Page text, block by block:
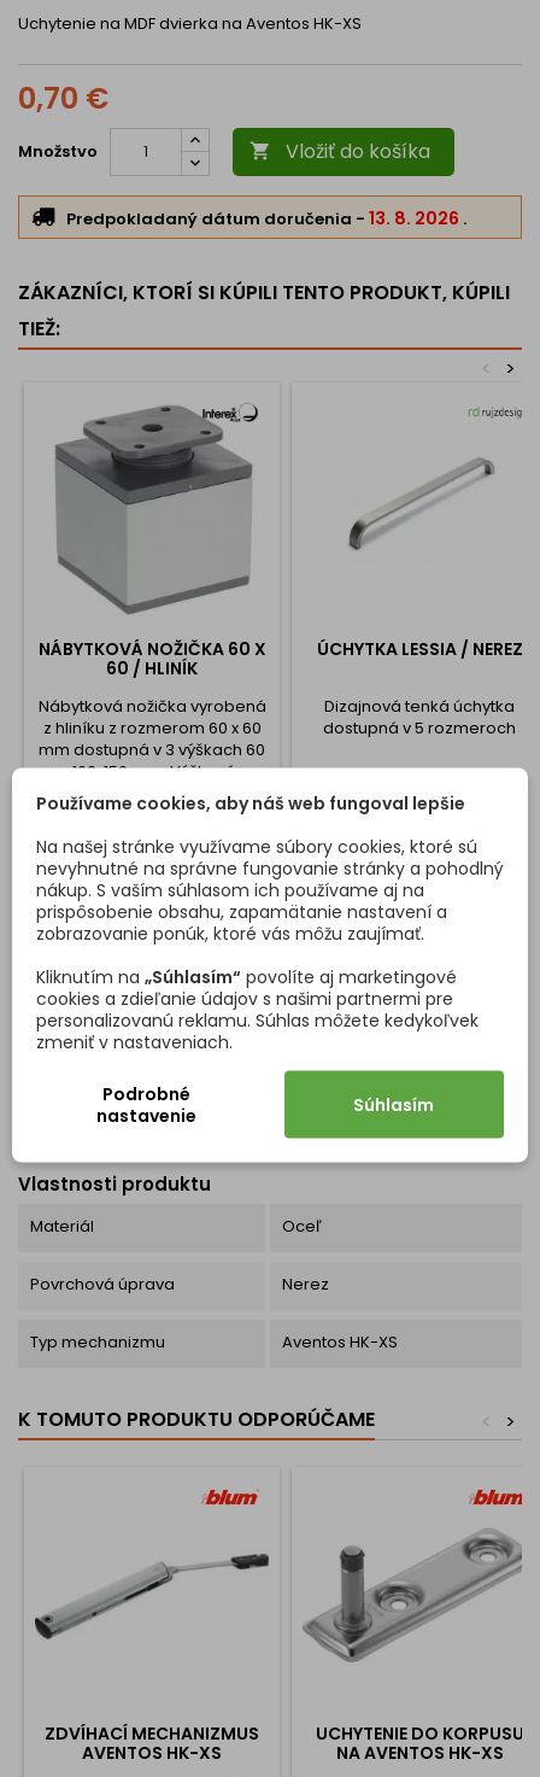
Uchytenie na MDF dvierka na Aventos HK-XS
0,70 €
Množstvo  Vložiť do košíka
Predpokladaný dátum doručenia - 13. 8. 2026 .
ZÁKAZNÍCI, KTORÍ SI KÚPILI TENTO PRODUKT, KÚPILI
TIEŽ:
>
<
NÁBYTKOVÁ NOŽIČKA 60 X
60 / HLINÍK
Nábytková nožička vyrobená
z hliníku z rozmerom 60 x 60
mm dostupná v 3 výškach 60
,100 ,150 mm. Výškové
nastavenie je z hornej časti
nožičky.
Cena
3,06 €
 Vložiť do košíka
ÚCHYTKA LESSIA / NEREZ
Dizajnová tenká úchytka
dostupná v 5 rozmeroch
Cena
9,75 €
 Vložiť do košíka
Vlastnosti produktu
Materiál Oceľ
Povrchová úprava Nerez
Typ mechanizmu Aventos HK-XS
K TOMUTO PRODUKTU ODPORÚČAME >
<
ZDVÍHACÍ MECHANIZMUS
AVENTOS HK-XS
UCHYTENIE DO KORPUSU
NA AVENTOS HK-XS
Používame cookies, aby náš web fungoval lepšie
Na našej stránke využívame súbory cookies, ktoré sú
nevyhnutné na správne fungovanie stránky a pohodlný
nákup. S vaším súhlasom ich používame aj na
prispôsobenie obsahu, zapamätanie nastavení a
zobrazovanie ponúk, ktoré vás môžu zaujímať.
Kliknutím na „Súhlasím“ povolíte aj marketingové
cookies a zdieľanie údajov s našimi partnermi pre
personalizovanú reklamu. Súhlas môžete kedykoľvek
zmeniť v nastaveniach.
Podrobné
nastavenie
Súhlasím